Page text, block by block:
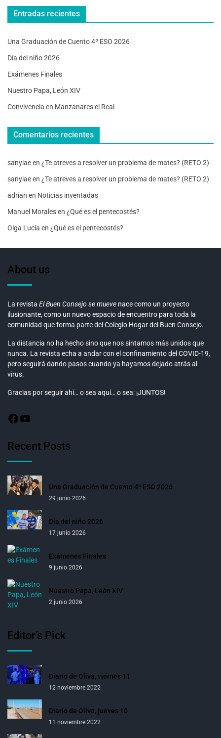
Entradas recientes
Una Graduación de Cuento 4º ESO 2026
Día del niño 2026
Exámenes Finales
Nuestro Papa, León XIV
Convivencia en Manzanares el Real
Comentarios recientes
sanyiaeen ¿Te atreves a resolver un problema de mates? (RETO 2)
sanyiaeen ¿Te atreves a resolver un problema de mates? (RETO 2)
adrian en Noticias inventadas
Manuel Moralesen ¿Qué es el pentecostés?
Olga Lucía en ¿Qué es el pentecostés?
About us
La revista El Buen Consejo se mueve nace como un proyecto
ilusionante, como un nuevo espacio de encuentro para toda la
comunidad que forma parte del Colegio Hogar del Buen Consejo.
La distancia no ha hecho sino que nos sintamos más unidos que
nunca. La revista echa a andar con el confinamiento del COVID-19,
pero seguirá dando pasos cuando ya hayamos dejado atrás al
virus.
Gracias por seguir ahí… o sea aquí… o sea: ¡JUNTOS!
Recent Posts
Una Graduación de Cuento 4º ESO 2026
29 junio 2026
Día del niño 2026
17 junio 2026
Exámenes Finales
9 junio 2026
Nuestro Papa, León XIV
2 junio 2026
Editor’s Pick
Diario de Oliva, viernes 11
12 noviembre 2022
Diario de Oliva, jueves 10
11 noviembre 2022